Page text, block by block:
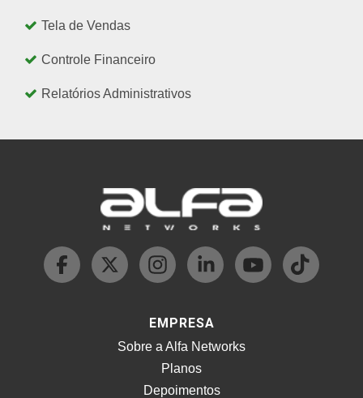
Tela de Vendas
Controle Financeiro
Relatórios Administrativos
EMPRESA
Sobre a Alfa Networks
Planos
Depoimentos